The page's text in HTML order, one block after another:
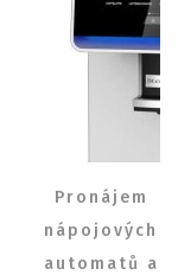
Pronájem
nápojových
automatů a